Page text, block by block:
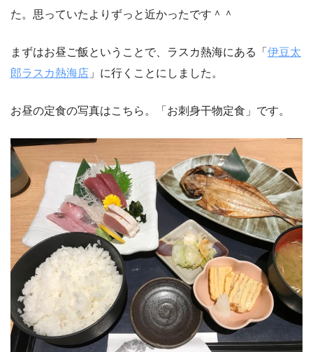
た。思っていたよりずっと近かったです＾＾
まずはお昼ご飯ということで、ラスカ熱海にある「 伊豆太
郎ラスカ熱海店 」に行くことにしました。
お昼の定食の写真はこちら。「お刺身干物定食」です。